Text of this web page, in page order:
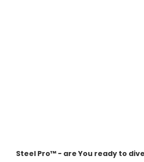
s
Steel Pro™ - are You ready to